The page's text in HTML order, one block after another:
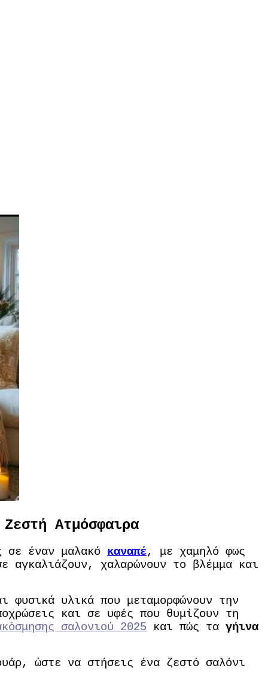
Ατμόσφαιρα
σε έναν μαλακό καναπέ, με χαμηλό φως
αγκαλιάζουν, χαλαρώνουν το βλέμμα και
φυσικά υλικά που μεταμορφώνουν την
και σε υφές που θυμίζουν τη
σαλονιού 2025 και πώς τα γήινα
ώστε να στήσεις ένα ζεστό σαλόνι